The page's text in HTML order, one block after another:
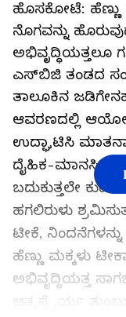
ಹೊಸಕೋಟೆ: ಹೆಣ್ಣು
ನೊಗವನ್ನು
ಎಸ್‌ಬಿಜಿ ತಂಡದ
ತಾಲೂಕಿನ
ಆವರಣದಲ್ಲಿ
ಉದ್ಘಾಟಿಸಿ
ದೈಹಿಕ-
ಬದುಕುತ್ತಲೇ
ಹಗಲಿರುಳು
ಟೀಕೆ, ನಿಂದನೆಗಳನ್ನು
ಹೆಣ್ಣು ಮಕ್ಕಳು
ಅಭಿವೃದ್ಧಿಯತ್ತ
ಆತ್ಮಸ್ಥೈರ್ಯ